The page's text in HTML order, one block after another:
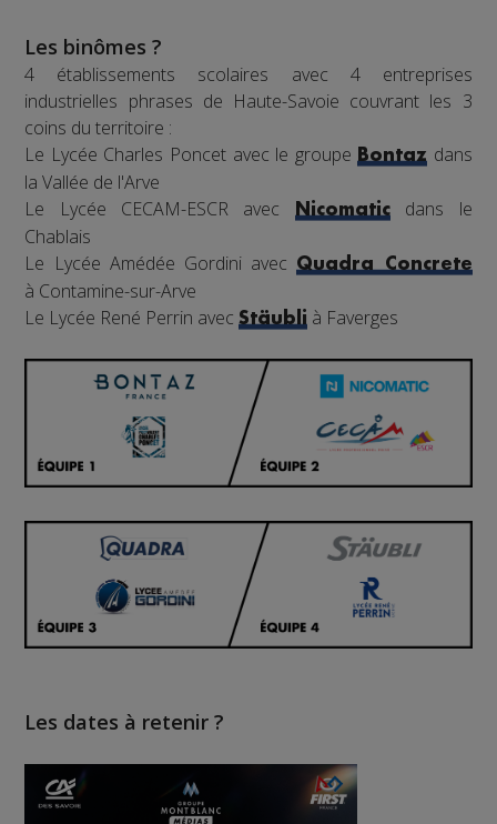
Les binômes ?
4 établissements scolaires avec 4 entreprises
industrielles phrases de Haute-Savoie couvrant les 3
coins du territoire :
Le Lycée Charles Poncet avec le groupeBontaz dans
la Vallée de l'Arve
Le Lycée CECAM-ESCR avec
Nicomaticdans le
Chablais
Le Lycée Amédée Gordini avecQuadra Concrete
à Contamine-sur-Arve
Le Lycée René Perrin avecStäubli à Faverges
Les dates à retenir ?